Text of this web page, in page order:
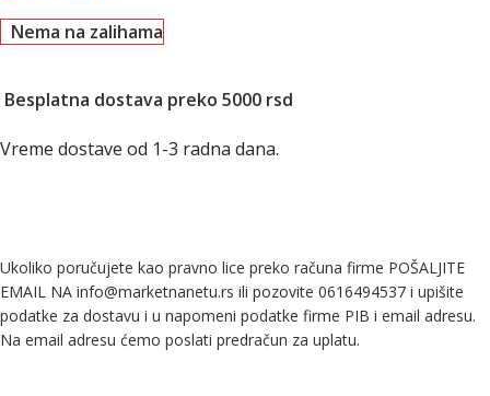
Nema na zalihama
Besplatna dostava preko 5000 rsd
Vreme dostave od 1-3 radna dana.
Ukoliko poručujete kao pravno lice preko računa firme POŠALJITE
EMAIL NA info@marketnanetu.rs ili pozovite 0616494537 i upišite
podatke za dostavu i u napomeni podatke firme PIB i email adresu.
Na email adresu ćemo poslati predračun za uplatu.